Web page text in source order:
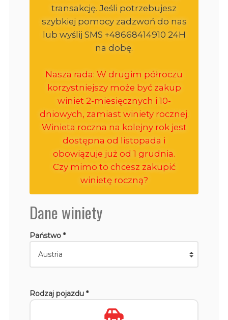
transakcję. Jeśli potrzebujesz
szybkiej pomocy zadzwoń do nas
lub wyślij SMS +48668414910 24H
na dobę.
Nasza rada: W drugim półroczu
korzystniejszy może być zakup
winiet 2-miesięcznych i 10-
dniowych, zamiast winiety rocznej.
Winieta roczna na kolejny rok jest
dostępna od listopada i
obowiązuje już od 1 grudnia.
Czy mimo to chcesz zakupić
winietę roczną?
Dane winiety
Państwo *
Rodzaj pojazdu *